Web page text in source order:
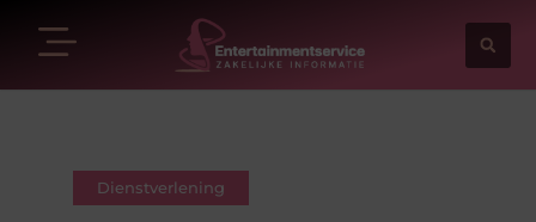
Dienstverlening